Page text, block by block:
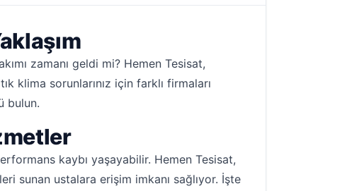
zamanı geldi mi? Hemen Tesisat,
klima sorunlarınız için farklı firmaları
bulun.
kaybı yaşayabilir. Hemen Tesisat,
sunan ustalara erişim imkanı sağlıyor. İşte